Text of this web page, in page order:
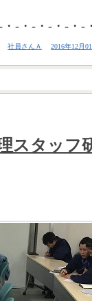
-・-・-・-・-
社員さんＡ 2016年12月
スタッフ